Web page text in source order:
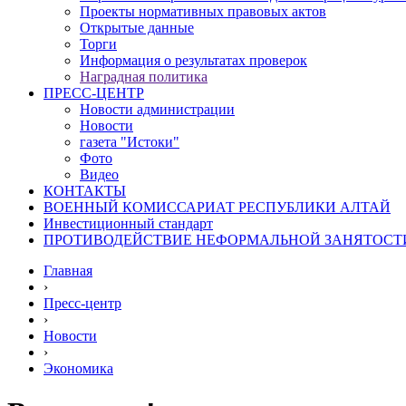
Проекты нормативных правовых актов
Открытые данные
Торги
Информация о результатах проверок
Наградная политика
ПРЕСС-ЦЕНТР
Новости администрации
Новости
газета "Истоки"
Фото
Видео
КОНТАКТЫ
ВОЕННЫЙ КОМИССАРИАТ РЕСПУБЛИКИ АЛТАЙ
Инвестиционный стандарт
ПРОТИВОДЕЙСТВИЕ НЕФОРМАЛЬНОЙ
Главная
›
Пресс-центр
›
Новости
›
Экономика